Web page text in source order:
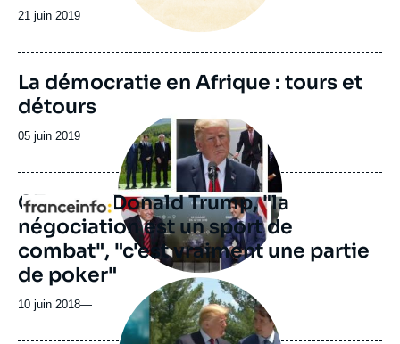
Date
publication
21 juin 2019
La démocratie en Afrique : tours et
détours
Date
publication
05 juin 2019
Logo
principale
médiatique
G7 : pour Donald Trump, "la
négociation est un sport de
combat", "c'est vraiment une partie
de poker"
10 juin 2018—
principale
médiatique